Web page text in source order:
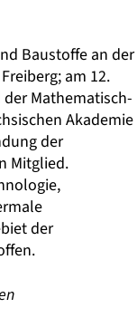
Baustoffe an der
am 12.
Mathematisch-
Akademie
der
Mitglied.
der